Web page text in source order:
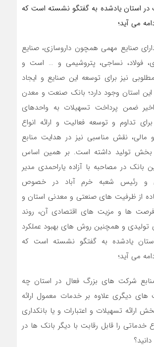
در استان یادشده به گفتگو نشسته است که
می آید؛
صنایع مهمی همچون داروسازی، صنایع
فولاد، نساجی، پتروشیمی و … است و
نیز برای توسعه این صنایع و ایجاد
استان وجود دارد؛ بانک صنعت و معدن
ضمن پرداخت تسهیلات به واحدهای
تداوم و توسعه فعالیت و ارائه انواع
مالی، نقش مناسبی نیز در هدایت منابع
تولید داشته است. بر همین اساس
بانک در مصاحبه با آزاده یاراحمدی مدیر
و رئیس شعبه خرم آباد در خصوص
از ظرفیت های صنعتی و معدنی استان و
فرصت ها و مزیت های اقتصادی آن، روند
تولیدی و همچنین روش های بهبود عملکرد
یادشده به گفتگو نشسته است که
می آید؛
شرکت های بزرگ فعال در استان چه
دیگری علاوه بر خدمات معمول ارائه
ارائه تسهیلات و اعتبارات و یا بانکداری
خدماتی را قابل رقابت با دیگر بانک ها در